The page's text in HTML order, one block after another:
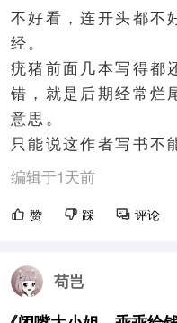
不好看，连开头都不
经。
疣猪前面几本写得都
错，就是后期经常烂
意思。
只能说这作者写书不
编辑于1天前
赞 踩 评论
苟岂